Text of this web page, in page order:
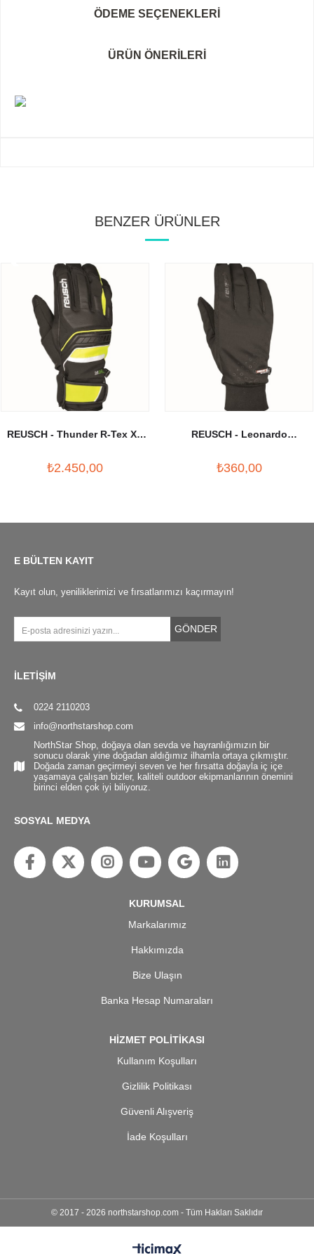
ÖDEME SEÇENEKLERI
ÜRÜN ÖNERILERI
BENZER ÜRÜNLER
REUSCH - Thunder R-Tex XT
Siyah/Sarı
₺2.450,00
REUSCH - Leonardo
Siyah
₺360,00
E BÜLTEN KAYIT
Kayıt olun, yeniliklerimizi ve fırsatlarımızı kaçırmayın!
GÖNDER
İLETİŞİM
0224 2110203
info@northstarshop.com
NorthStar Shop, doğaya olan sevda ve hayranlığımızın bir
sonucu olarak yine doğadan aldığımız ilhamla ortaya çıkmıştır.
Doğada zaman geçirmeyi seven ve her fırsatta doğayla iç içe
yaşamaya çalışan bizler, kaliteli outdoor ekipmanlarının önemini
birinci elden çok iyi biliyoruz.
SOSYAL MEDYA
KURUMSAL
Markalarımız
Hakkımızda
Bize Ulaşın
Banka Hesap Numaraları
HİZMET POLİTİKASI
Kullanım Koşulları
Gizlilik Politikası
Güvenli Alışveriş
İade Koşulları
© 2017 - 2026 northstarshop.com - Tüm Hakları Saklıdır